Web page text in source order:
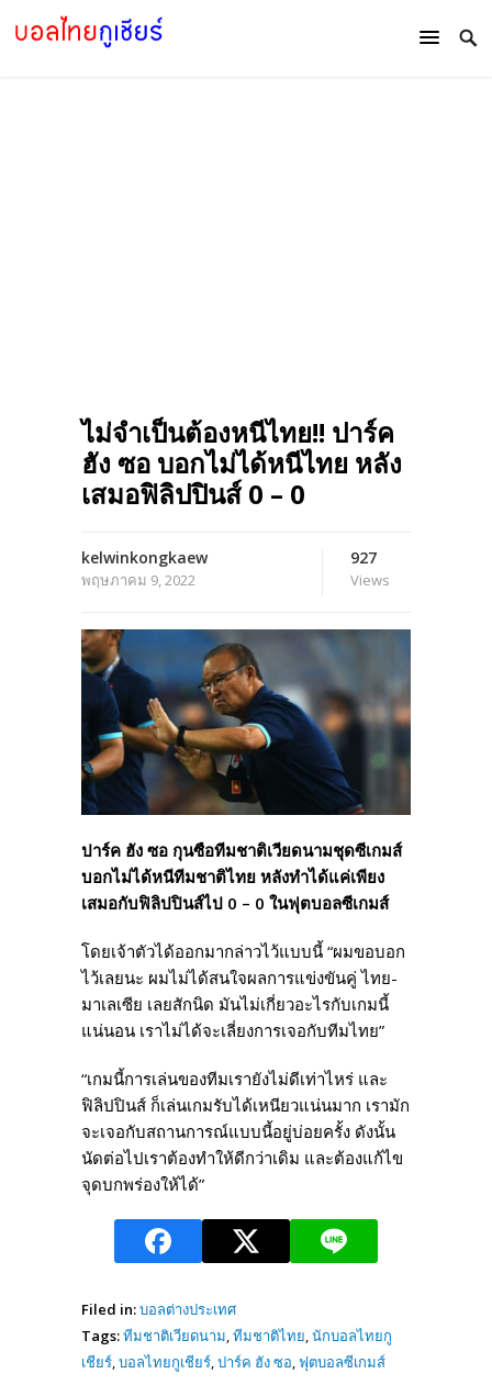
ไม่จำเป็นต้องหนีไทย!! ปาร์ค
ฮัง ซอ บอกไม่ได้หนีไทย หลัง
เสมอฟิลิปปินส์ 0 – 0
kelwinkongkaew
พฤษภาคม 9, 2022
927
Views
ปาร์ค ฮัง ซอ กุนซือทีมชาติเวียดนามชุดซีเกมส์
บอกไม่ได้หนีทีมชาติไทย หลังทำได้แค่เพียง
เสมอกับฟิลิปปินส์ไป 0 – 0 ในฟุตบอลซีเกมส์
โดยเจ้าตัวได้ออกมากล่าวไว้แบบนี้ “ผมขอบอก
ไว้เลยนะ ผมไม่ได้สนใจผลการแข่งขันคู่ ไทย-
มาเลเซีย เลยสักนิด มันไม่เกี่ยวอะไรกับเกมนี้
แน่นอน เราไม่ได้จะเลี่ยงการเจอกับทีมไทย”
“เกมนี้การเล่นของทีมเรายังไม่ดีเท่าไหร่ และ
ฟิลิปปินส์ ก็เล่นเกมรับได้เหนียวแน่นมาก เรามัก
จะเจอกับสถานการณ์แบบนี้อยู่บ่อยครั้ง ดังนั้น
นัดต่อไปเราต้องทำให้ดีกว่าเดิม และต้องแก้ไข
จุดบกพร่องให้ได้”
Filed in:บอลต่างประเทศ
Tags:ทีมชาติเวียดนาม,ทีมชาติไทย,นักบอลไทยกู
เชียร์,บอลไทยกูเชียร์,ปาร์ค ฮัง ซอ,ฟุตบอลซีเกมส์